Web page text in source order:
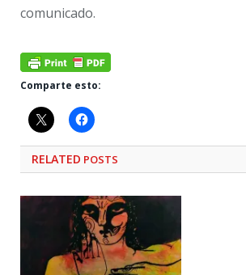
comunicado.
Comparte esto:
RELATED POSTS